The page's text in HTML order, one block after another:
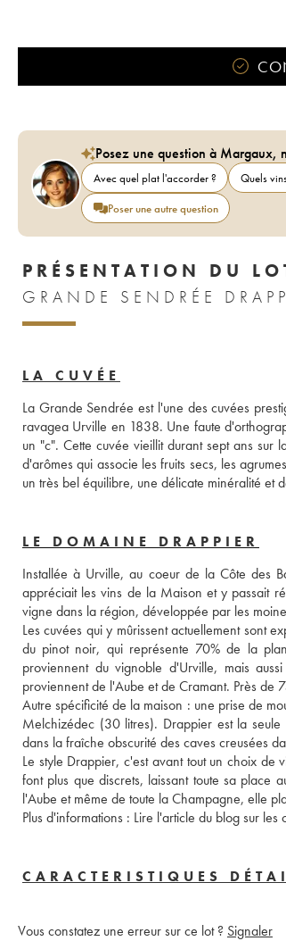
Posez une question à Margaux,
Avec quel plat l'accorder ? Quels
Poser une autre question
PRÉSENTATION DU
GRANDE SENDRÉE
LA CUVÉE
La Grande Sendrée est l'une des cuvées
ravagea Urville en 1838. Une faute
un "c". Cette cuvée vieillit durant sept ans
d'arômes qui associe les fruits secs, les
un très bel équilibre, une délicate minéralité et
LE DOMAINE DRAPPIER
Installée à Urville, au coeur de la Côte des
appréciait les vins de la Maison et y passait
vigne dans la région, développée par les
Les cuvées qui y mûrissent actuellement sont
du pinot noir, qui représente 70% de la
proviennent du vignoble d'Urville, mais
proviennent de l'Aube et de Cramant. Près de
Autre spécificité de la maison : une prise de
Melchizédec (30 litres). Drappier est la seule
dans la fraîche obscurité des caves creusées
Le style Drappier, c'est avant tout un choix de
font plus que discrets, laissant toute sa place
l'Aube et même de toute la Champagne, elle
Plus d'informations : Lire l'article du blog sur
CARACTERISTIQUES
Vous constatez une erreur sur ce lot ? Signaler